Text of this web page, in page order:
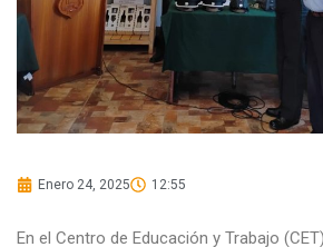
Enero 24, 2025 12:55
En el Centro de Educación y Trabajo